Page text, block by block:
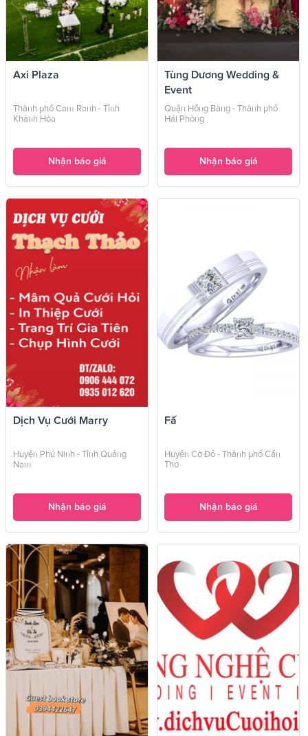
Axi Plaza
Thành phố Cam Ranh - Tỉnh
Khánh Hòa
Nhận báo giá
Tùng Dương Wedding &
Event
Quận Hồng Bàng - Thành phố
Hải Phòng
Nhận báo giá
Dịch Vụ Cưới Marry
Huyện Phú Ninh - Tỉnh Quảng
Nam
Nhận báo giá
Fấ
Huyện Cờ Đỏ - Thành phố Cần
Thơ
Nhận báo giá